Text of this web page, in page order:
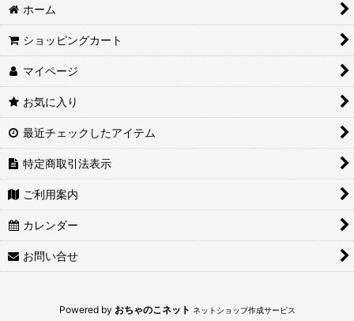
ホーム
ショッピングカート
マイページ
お気に入り
最近チェックしたアイテム
特定商取引法表示
ご利用案内
カレンダー
お問い合せ
Powered by おちゃのこネット ネットショップ作成サービス